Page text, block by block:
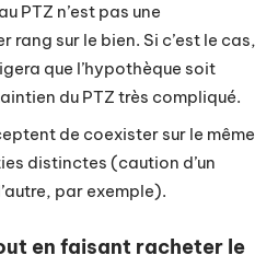
PTZ n’est pas une
rang sur le bien. Si c’est le cas,
que l’hypothèque soit
du PTZ très compliqué.
de coexister sur le même
distinctes (caution d’un
par exemple).
en faisant racheter le